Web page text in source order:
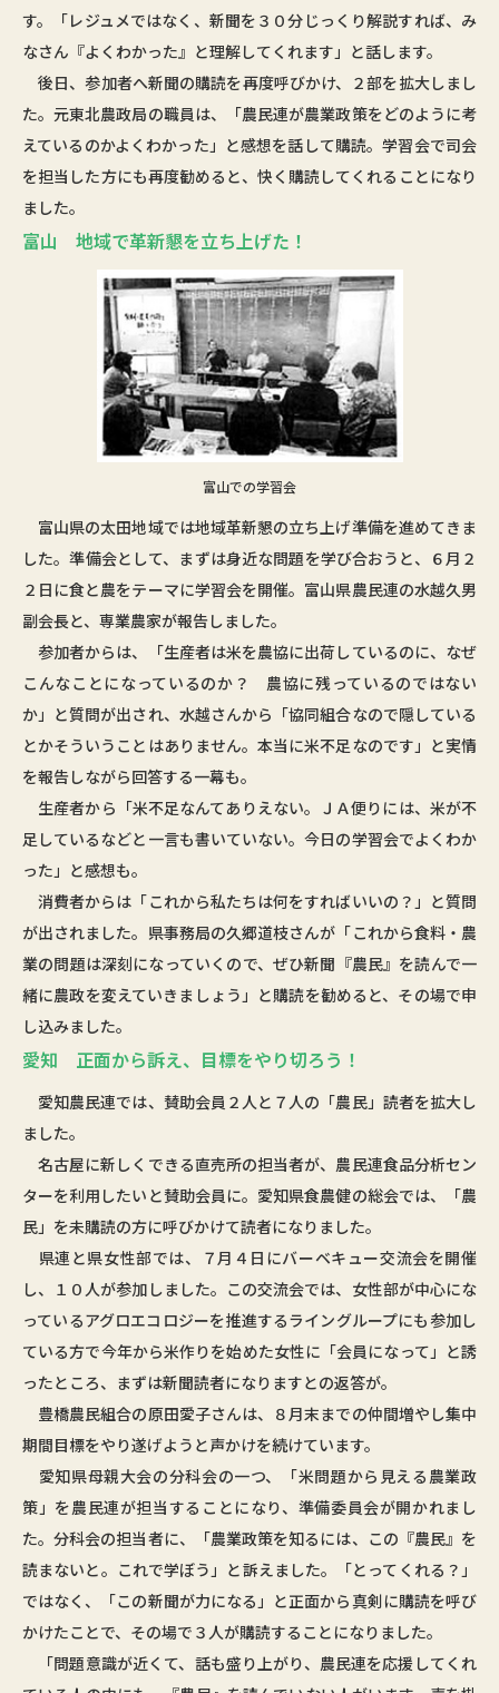
す。「レジュメではなく、新聞を３０分じっくり解説すれば、み
なさん『よくわかった』と理解してくれます」と話します。
後日、参加者へ新聞の購読を再度呼びかけ、２部を拡大しまし
た。元東北農政局の職員は、「農民連が農業政策をどのように考
えているのかよくわかった」と感想を話して購読。学習会で司会
を担当した方にも再度勧めると、快く購読してくれることになり
ました。
富山 地域で革新懇を立ち上げた！
富山での学習会
富山県の太田地域では地域革新懇の立ち上げ準備を進めてきま
した。準備会として、まずは身近な問題を学び合おうと、６月２
２日に食と農をテーマに学習会を開催。富山県農民連の水越久男
副会長と、専業農家が報告しました。
参加者からは、「生産者は米を農協に出荷しているのに、なぜ
こんなことになっているのか？ 農協に残っているのではない
か」と質問が出され、水越さんから「協同組合なので隠している
とかそういうことはありません。本当に米不足なのです」と実情
を報告しながら回答する一幕も。
生産者から「米不足なんてありえない。ＪＡ便りには、米が不
足しているなどと一言も書いていない。今日の学習会でよくわか
った」と感想も。
消費者からは「これから私たちは何をすればいいの？」と質問
が出されました。県事務局の久郷道枝さんが「これから食料・農
業の問題は深刻になっていくので、ぜひ新聞『農民』を読んで一
緒に農政を変えていきましょう」と購読を勧めると、その場で申
し込みました。
愛知 正面から訴え、目標をやり切ろう！
愛知農民連では、賛助会員２人と７人の「農民」読者を拡大し
ました。
名古屋に新しくできる直売所の担当者が、農民連食品分析セン
ターを利用したいと賛助会員に。愛知県食農健の総会では、「農
民」を未購読の方に呼びかけて読者になりました。
県連と県女性部では、７月４日にバーベキュー交流会を開催
し、１０人が参加しました。この交流会では、女性部が中心にな
っているアグロエコロジーを推進するライングループにも参加し
ている方で今年から米作りを始めた女性に「会員になって」と誘
ったところ、まずは新聞読者になりますとの返答が。
豊橋農民組合の原田愛子さんは、８月末までの仲間増やし集中
期間目標をやり遂げようと声かけを続けています。
愛知県母親大会の分科会の一つ、「米問題から見える農業政
策」を農民連が担当することになり、準備委員会が開かれまし
た。分科会の担当者に、「農業政策を知るには、この『農民』を
読まないと。これで学ぼう」と訴えました。「とってくれる？」
ではなく、「この新聞が力になる」と正面から真剣に購読を呼び
かけたことで、その場で３人が購読することになりました。
「問題意識が近くて、話も盛り上がり、農民連を応援してくれ